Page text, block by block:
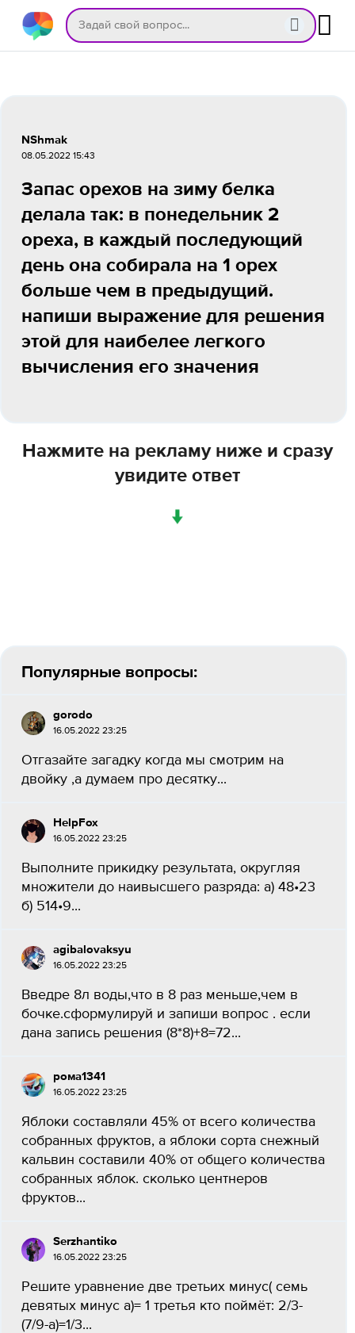
NShmak
08.05.2022 15:43
Запас орехов на зиму белка
делала так: в понедельник 2
ореха, в каждый последующий
день она собирала на 1 орех
больше чем в предыдущий.
напиши выражение для решения
этой для наибелее легкого
вычисления его значения
Нажмите на рекламу ниже и сразу
увидите ответ
↓
Популярные вопросы:
gorodo
16.05.2022 23:25
Отгазайте загадку когда мы смотрим на
двойку ,а думаем про десятку...
HelpFox
16.05.2022 23:25
Выполните прикидку результата, округляя
множители до наивысшего разряда: а) 48•23
б) 514•9...
agibalovaksyu
16.05.2022 23:25
Введре 8л воды,что в 8 раз меньше,чем в
бочке.сформулируй и запиши вопрос . если
дана запись решения (8*8)+8=72...
рома1341
16.05.2022 23:25
Яблоки составляли 45% от всего количества
собранных фруктов, а яблоки сорта снежный
кальвин составили 40% от общего количества
собранных яблок. сколько центнеров
фруктов...
Serzhantiko
16.05.2022 23:25
Решите уравнение две третьих минус( семь
девятых минус а)= 1 третья кто поймёт: 2/3-
(7/9-а)=1/3...